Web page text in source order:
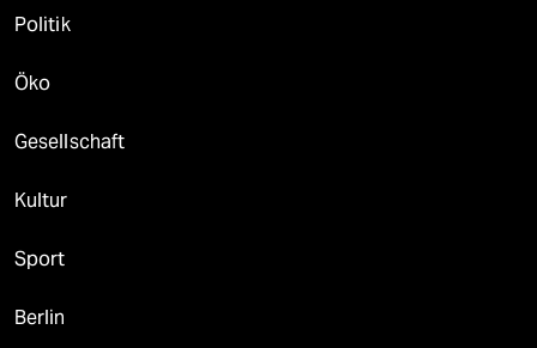
Politik
Öko
Gesellschaft
Kultur
Sport
Berlin